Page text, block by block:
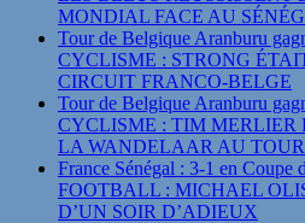
MONDIAL FACE AU
Tour de Belgique Aranburu
CYCLISME : STRONG
CIRCUIT FRANCO-BELGE
Tour de Belgique Aranburu
CYCLISME : TIM MERLIER
LA WANDELAAR AU
France Sénégal : 3-1 en Coupe
FOOTBALL : MICHAEL
D’UN SOIR D’ADIEUX